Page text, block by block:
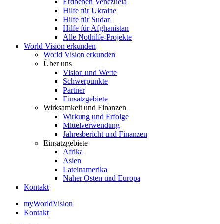
Erdbeben Venezuela
Hilfe für Ukraine
Hilfe für Sudan
Hilfe für Afghanistan
Alle Nothilfe-Projekte
World Vision erkunden
World Vision erkunden
Über uns
Vision und Werte
Schwerpunkte
Partner
Einsatzgebiete
Wirksamkeit und Finanzen
Wirkung und Erfolge
Mittelverwendung
Jahresbericht und Finanzen
Einsatzgebiete
Afrika
Asien
Lateinamerika
Naher Osten und Europa
Kontakt
myWorldVision
Kontakt